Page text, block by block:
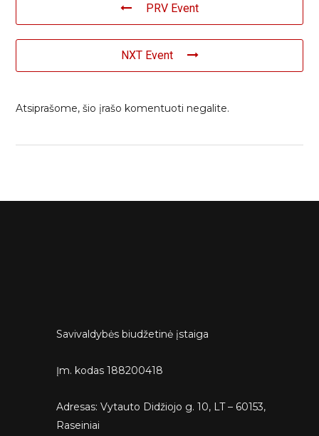
PRV Event
NXT Event
Atsiprašome, šio įrašo komentuoti negalite.
Savivaldybės biudžetinė įstaiga
Įm. kodas 188200418
Adresas: Vytauto Didžiojo g. 10, LT – 60153,
Raseiniai